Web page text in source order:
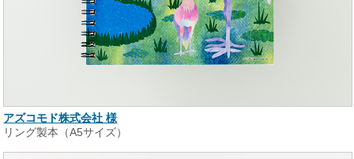
アズコモド株式会社 様
リング製本（A5サイズ）